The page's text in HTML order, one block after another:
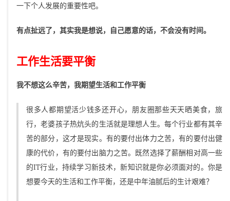
一下个人发展的重要性吧。
有点扯远了，其实我是想说，自己愿意的话，不会没有时间。
工作生活要平衡
我不想这么辛苦，我期望生活和工作平衡
很多人都期望活少钱多还开心，朋友圈那些天天晒美食，旅
行，老婆孩子热炕头的生活就是理想人生。每个行业都有其辛
苦的部分，这才是现实。有的要付出体力之苦，有的要付出健
康的代价，有的要付出脑力之苦。既然选择了薪酬相对高一些
的IT行业，持续学习新技术，新知识就是你必须面对的。你是
想要今天的生活和工作平衡，还是中年油腻后的生计艰难？